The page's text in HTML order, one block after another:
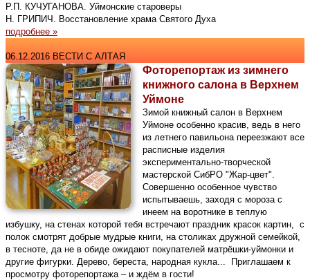
Р.П. КУЧУГАНОВА. Уймонские староверы
Н. ГРИПИЧ. Восстановление храма Святого Духа
подробнее »
06.12.2016 ВЕСТИ С АЛТАЯ
Фоторепортаж из зимнего
книжного салона в Верхнем
Уймоне
Зимой книжный салон в Верхнем
Уймоне особенно красив, ведь в него
из летнего павильона переезжают все
расписные изделия
экспериментально-творческой
мастерской СибРО "Жар-цвет".
Совершенно особенное чувство
испытываешь, заходя с мороза с
инеем на воротнике в теплую
избушку, на стенах которой тебя встречают праздник красок картин, с
полок смотрят добрые мудрые книги, на столиках дружной семейкой,
в тесноте, да не в обиде ожидают покупателей матрёшки-уймонки и
другие фигурки. Дерево, береста, народная кукла... Приглашаем к
просмотру фоторепортажа – и ждём в гости!